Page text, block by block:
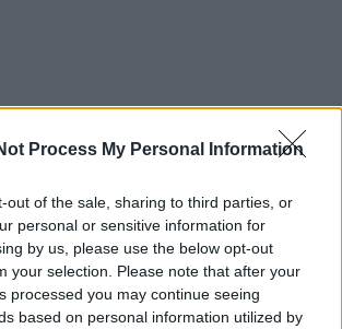
Process My Personal Information
out of the sale, sharing to third parties, or
personal or sensitive information for
by us, please use the below opt-out
your selection. Please note that after your
processed you may continue seeing
based on personal information utilized by